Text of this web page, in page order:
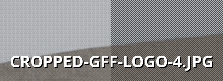
CROPPED-GFF-LOGO-4.JPG